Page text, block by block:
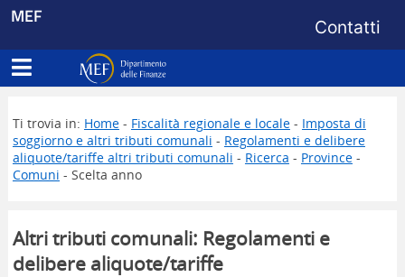
MEF Menu di
Contatti
Apri menu principale
Dipartimento delle Finanze
Ti trovia in: Home- Fiscalità regionale e locale- Imposta di
soggiorno e altri tributi comunali - Regolamenti e delibere
aliquote/tariffe altri tributi comunali - Ricerca - Province-
Comuni - Scelta anno
Altri tributi comunali: Regolamenti e
delibere aliquote/tariffe